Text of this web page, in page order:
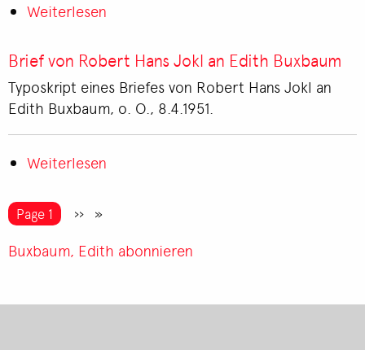
Weiterlesen
von
Buxbaum
an
Alfred
Brief von Robert Hans Jokl an Edith Buxbaum
Typoskript eines Briefes von Robert Hans Jokl an
Edith Buxbaum, o. O., 8.4.1951.
Weiterlesen
Hans
Edith
Seitennummerierung
You're on
Page 1
Nächste
››
Buxbaum, Edith abonnieren